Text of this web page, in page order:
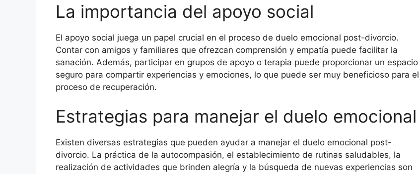
La importancia del apoyo social
El apoyo social juega un papel crucial en el proceso de duelo emocional post-divorcio.
Contar con amigos y familiares que ofrezcan comprensión y empatía puede facilitar la
sanación. Además, participar en grupos de apoyo o terapia puede proporcionar un espacio
seguro para compartir experiencias y emociones, lo que puede ser muy beneficioso para el
proceso de recuperación.
Estrategias para manejar el duelo emocional
Existen diversas estrategias que pueden ayudar a manejar el duelo emocional post-
divorcio. La práctica de la autocompasión, el establecimiento de rutinas saludables, la
realización de actividades que brinden alegría y la búsqueda de nuevas experiencias son